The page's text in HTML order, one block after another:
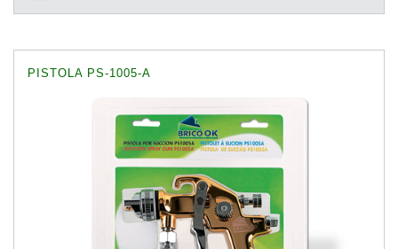
PISTOLA PS-1005-A